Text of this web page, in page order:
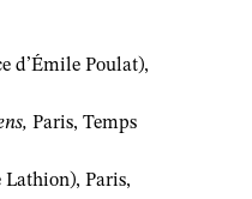
d’Émile Poulat),
Paris, Temps
Lathion), Paris,